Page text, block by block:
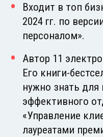
Входит в топ
2024 гг. по
персоналом».
Автор 11
Его книги-
нужно знать для
эффективного
«Управление
лауреатами